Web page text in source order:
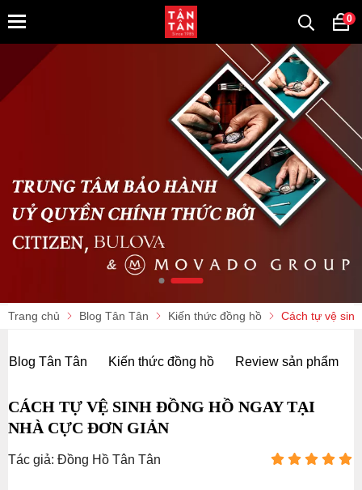
0
Trang chủ Blog Tân Tân Kiến thức đồng hồ Cách tự vệ
Blog Tân Tân Kiến thức đồng hồ Review sản phẩm
CÁCH TỰ VỆ SINH ĐỒNG HỒ NGAY TẠI
NHÀ CỰC ĐƠN GIẢN
Tác giả: Đồng Hồ Tân Tân